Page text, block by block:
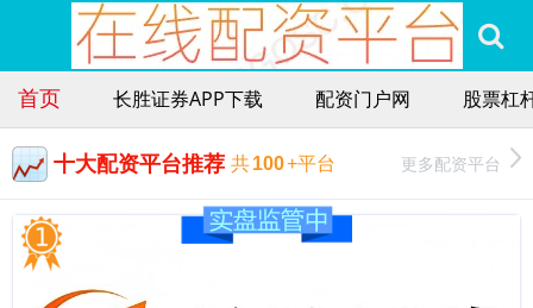
首页 长胜证券APP下载 配资门户网 股票杠
十大配资平台推荐 共100+平台 更多配资平台